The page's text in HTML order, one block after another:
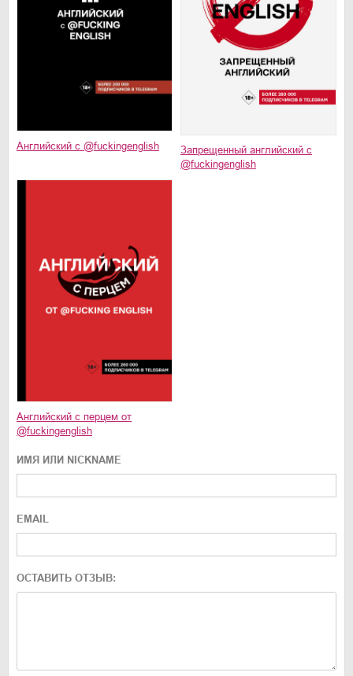
Английский с @fuckingenglish
Запрещенный английский с
@fuckingenglish
Английский с перцем от
@fuckingenglish
ИМЯ ИЛИ NICKNAME
EMAIL
ОСТАВИТЬ ОТЗЫВ: